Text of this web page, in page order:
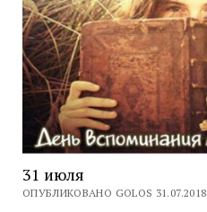
31 июля
ОПУБЛИКОВАНО GOLOS 31.07.2018